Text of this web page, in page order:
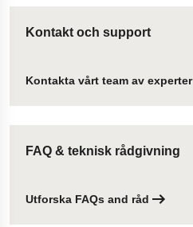
Kontakt och support
Kontakta vårt team av experter
FAQ & teknisk rådgivning
Utforska FAQs and råd